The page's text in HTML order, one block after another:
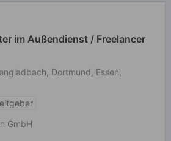
im Außendienst / Freelancer
Dortmund, Essen,
GmbH